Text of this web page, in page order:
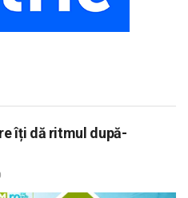
îți dă ritmul după-